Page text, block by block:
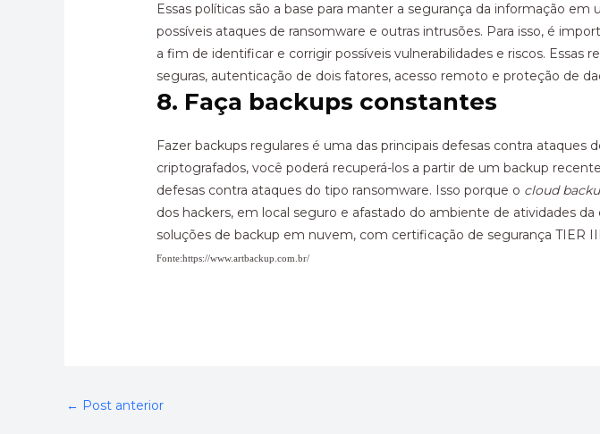
Essas políticas são a base para manter a segurança da informação
possíveis ataques de ransomware e outras intrusões. Para isso, é
a fim de identificar e corrigir possíveis vulnerabilidades e riscos.
seguras, autenticação de dois fatores, acesso remoto e proteção de
8. Faça backups constantes
Fazer backups regulares é uma das principais defesas contra
criptografados, você poderá recuperá-los a partir de um backup
defesas contra ataques do tipo ransomware. Isso porque o cloud
dos hackers, em local seguro e afastado do ambiente de atividades
soluções de backup em nuvem, com certificação de segurança TIER
Fonte:https://www.artbackup.com.br/
← Post anterior